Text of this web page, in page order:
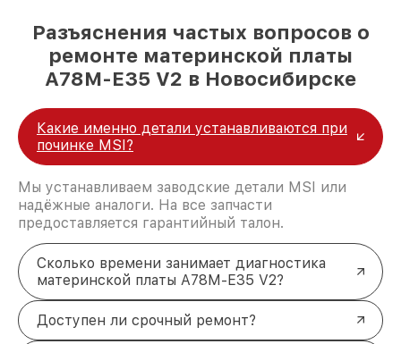
Разъяснения частых вопросов о
ремонте материнской платы
A78M-E35 V2 в Новосибирске
Какие именно детали устанавливаются при
починке MSI?
Мы устанавливаем заводские детали MSI или
надёжные аналоги. На все запчасти
предоставляется гарантийный талон.
Сколько времени занимает диагностика
материнской платы A78M-E35 V2?
Доступен ли срочный ремонт?